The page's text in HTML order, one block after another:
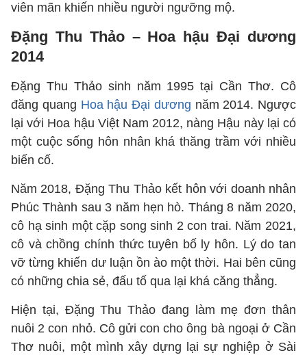
viên mãn khiến nhiều người ngưỡng mộ.
Đặng Thu Thảo – Hoa hậu Đại dương
2014
Đặng Thu Thảo sinh năm 1995 tại Cần Thơ. Cô
đăng quang Hoa hậu Đại dương năm 2014. Ngược
lại với Hoa hậu Việt Nam 2012, nàng Hậu này lại có
một cuộc sống hôn nhân khá thăng trầm với nhiều
biến cố.
Năm 2018, Đặng Thu Thảo kết hôn với doanh nhân
Phúc Thành sau 3 năm hẹn hò. Tháng 8 năm 2020,
cô hạ sinh một cặp song sinh 2 con trai. Năm 2021,
cô và chồng chính thức tuyên bố ly hôn. Lý do tan
vỡ từng khiến dư luận ồn ào một thời. Hai bên cũng
có những chia sẻ, đấu tố qua lại khá căng thẳng.
Hiện tại, Đặng Thu Thảo đang làm mẹ đơn thân
nuôi 2 con nhỏ. Cô gửi con cho ông bà ngoại ở Cần
Thơ nuôi, một mình xây dựng lại sự nghiệp ở Sài